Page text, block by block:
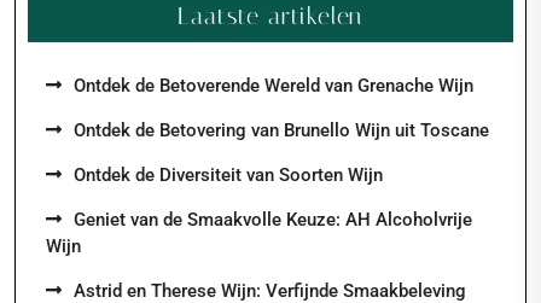
Laatste artikelen
Ontdek de Betoverende Wereld van Grenache Wijn
Ontdek de Betovering van Brunello Wijn uit Toscane
Ontdek de Diversiteit van Soorten Wijn
Geniet van de Smaakvolle Keuze: AH Alcoholvrije
Wijn
Astrid en Therese Wijn: Verfijnde Smaakbeleving